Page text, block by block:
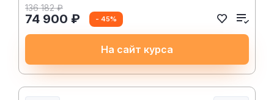
136 182 ₽
74 900 ₽ - 45%
На сайт курса